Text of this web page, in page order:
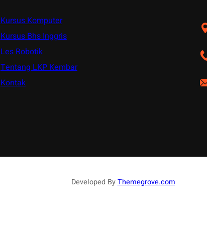
Kursus Komputer
Kursus Bhs Inggris
Les Robotik
Tentang LKP Kembar
Kontak
Developed ByThemegrove.com